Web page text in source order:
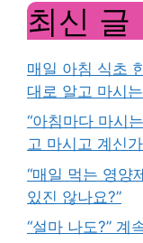
최신 글
매일 아침 식초
대로 알고 마시
“아침마다 마시
고 마시고 계신
“매일 먹는 영양
있진 않나요?”
“설마 나도?” 계